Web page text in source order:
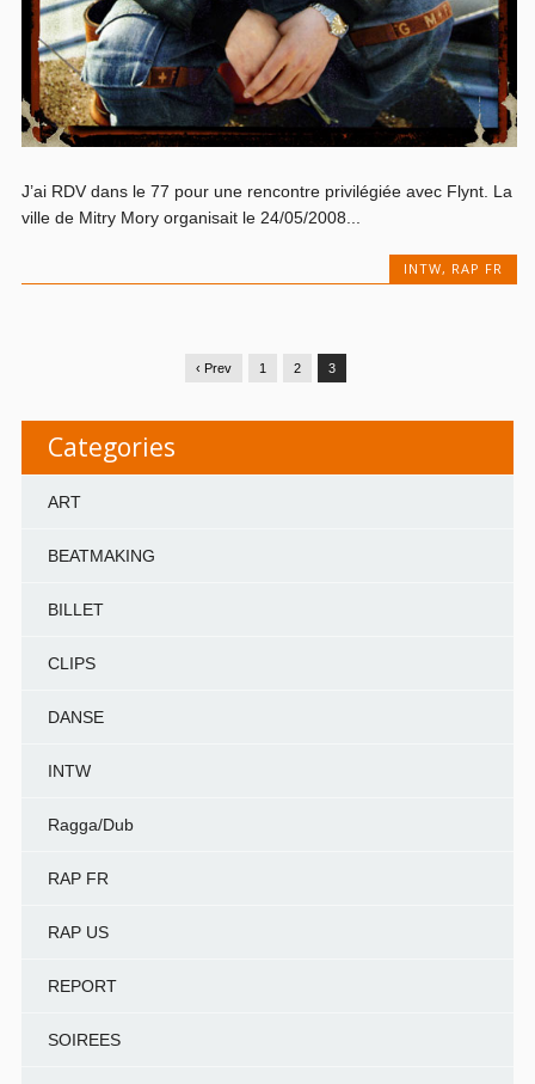
J’ai RDV dans le 77 pour une rencontre privilégiée avec Flynt. La
ville de Mitry Mory organisait le 24/05/2008...
INTW, RAP FR
‹ Prev 1 2 3
Categories
ART
BEATMAKING
BILLET
CLIPS
DANSE
INTW
Ragga/Dub
RAP FR
RAP US
REPORT
SOIREES